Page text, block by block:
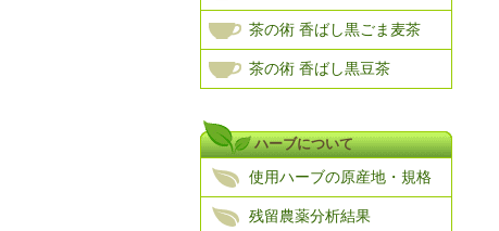
茶の術 香ばし黒ごま麦茶
茶の術 香ばし黒豆茶
ハーブについて
使用ハーブの原産地・規格
残留農薬分析結果